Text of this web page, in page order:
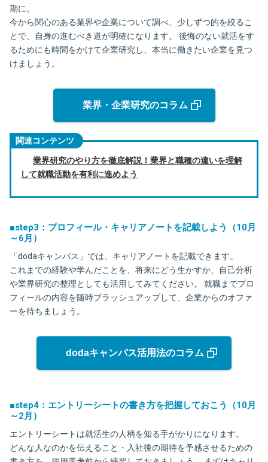
期に。
今から関心のある業界や企業について調べ、少しずつ的を絞るこ
とで、自身の進むべき道が明確になります。 後悔のない就活をす
るためにも時間をかけて企業研究し、本当に働きたい企業を見つ
けましょう。
業界・企業研究のコラム
関連コンテンツ
業界研究のやり方を徹底解説！業界と職種の違いを理解
して就職活動を有利に進めよう
■step3：プロフィール・キャリアノートを記載しよう（10月
～6月）
「dodaキャンパス」では、キャリアノートを記載できます。
これまでの経験や学んだことを、将来にどう生かすか、自己分析
や業界研究の整理としても活用してみてください。 就職までプロ
フィールの内容を随時ブラッシュアップして、企業からのオファ
ーを待ちましょう。
dodaキャンパス活用法のコラム
■step4：エントリーシートの書き方を把握しておこう（10月
～2月）
エントリーシートは就活生の人柄を知る手がかりになります。
どんな人なのかを伝えること・入社後の期待を予感させるための